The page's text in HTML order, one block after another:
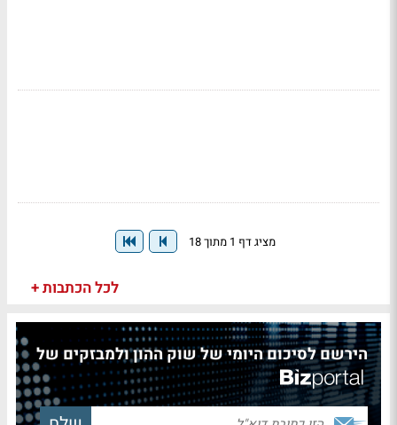
מציג דף 1 מתוך 18
לכל הכתבות +
הירשם לסיכום היומי של שוק ההון ולמבזקים של